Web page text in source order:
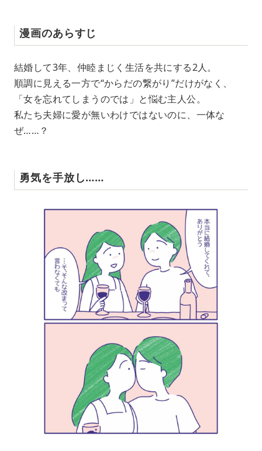
漫画のあらすじ
結婚して3年、仲睦まじく生活を共にする2人。
順調に見える一方で“からだの繋がり”だけがなく、
「女を忘れてしまうのでは」と悩む主人公。
私たち夫婦に愛が無いわけではないのに、一体な
ぜ……？
勇気を手放し……